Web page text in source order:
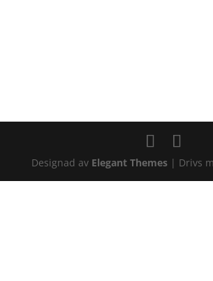
Designad av Elegant Themes| Drivs